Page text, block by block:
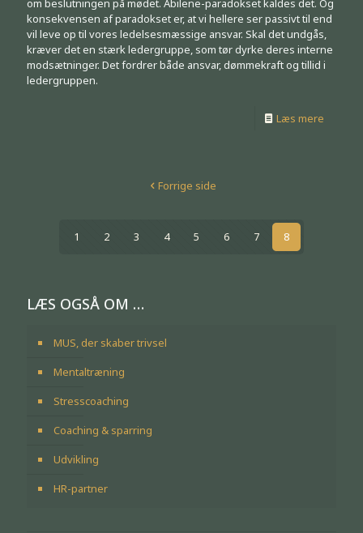
om beslutningen på mødet. Abilene-paradokset kaldes det. Og
konsekvensen af paradokset er, at vi hellere ser passivt til end
vil leve op til vores ledelsesmæssige ansvar. Skal det undgås,
kræver det en stærk ledergruppe, som tør dyrke deres interne
modsætninger. Det fordrer både ansvar, dømmekraft og tillid i
ledergruppen.
Læs mere
Forrige side
1 2 3 4 5 6 7 8
LÆS OGSÅ OM …
MUS, der skaber trivsel
Mentaltræning
Stresscoaching
Coaching & sparring
Udvikling
HR-partner